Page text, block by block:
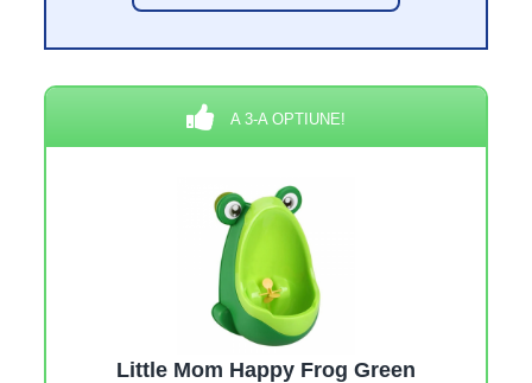
A 3-A OPTIUNE!
Little Mom Happy Frog Green